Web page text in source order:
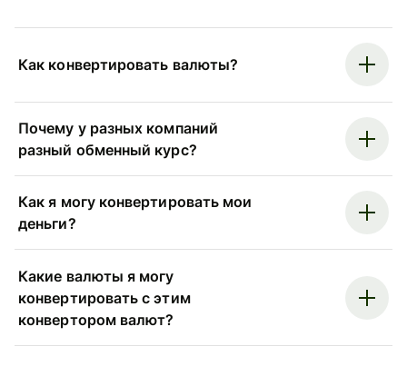
Как конвертировать валюты?
Почему у разных компаний
разный обменный курс?
Как я могу конвертировать мои
деньги?
Какие валюты я могу
конвертировать с этим
конвертором валют?